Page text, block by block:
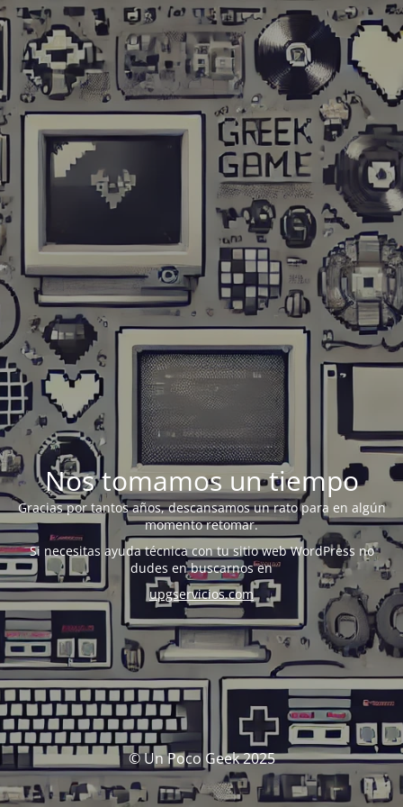
Nos tomamos un tiempo
Gracias por tantos años, descansamos un rato para en algún
momento retomar.
Si necesitas ayuda técnica con tu sitio web WordPress no
dudes en buscarnos en
upgservicios.com
© Un Poco Geek 2025